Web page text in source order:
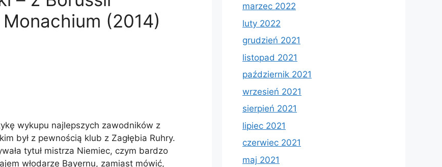
(2014)
wykupu najlepszych zawodników z
był z pewnością klub z Zagłębia Ruhry.
tytuł mistrza Niemiec, czym bardzo
włodarze Bayernu, zamiast mówić,
marzec 2022
luty 2022
grudzień 2021
listopad 2021
październik 2021
wrzesień 2021
sierpień 2021
lipiec 2021
czerwiec 2021
maj 2021